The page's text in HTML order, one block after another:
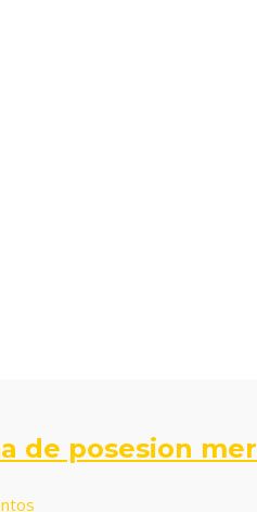
de posesion